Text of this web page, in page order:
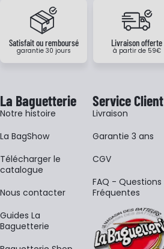
Satisfait ou remboursé
garantie 30 jours
Livraison offerte
à partir de 59€
La Baguetterie
Notre histoire
La BagShow
​Télécharger le
catalogue
Nous contacter
Guides La
Baguetterie
Service Client
Livraison
Garantie 3 ans
CGV
FAQ - Questions
Fréquentes